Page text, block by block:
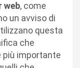
web, come
un avviso di
questa
che
più importante